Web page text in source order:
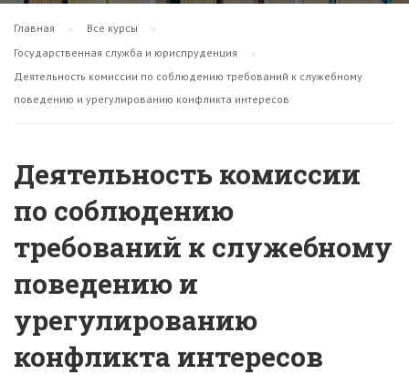
Главная
Все курсы
Государственная служба и юриспруденция
Деятельность комиссии по соблюдению требований к служебному
поведению и урегулированию конфликта интересов
Деятельность комиссии
по соблюдению
требований к служебному
поведению и
урегулированию
конфликта интересов